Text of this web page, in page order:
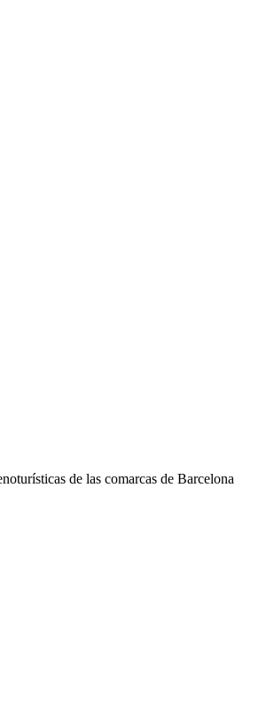
de las comarcas de Barcelona